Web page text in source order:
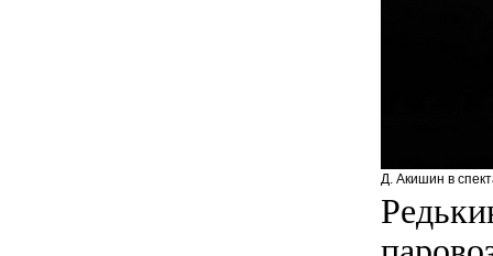
Д. Акишин в